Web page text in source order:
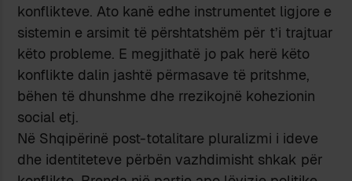
konflikteve. Ato kanë edhe instrumentet ligjore e
sistemin e arsimit të përshtatshëm për t’i trajtuar
këto probleme. E megjithatë jo pak herë këto
konflikte dalin jashtë përmasave të pritshme,
bëhen të dhunshme dhe rrezikojnë kohezionin
social etj.
Në Shqipërinë post-totalitare pluralizmi i ideve
dhe identiteteve përbën vazhdimisht shkak për